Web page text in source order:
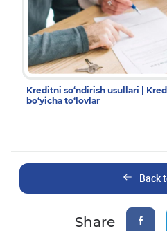
Kreditni so‘ndirish usullari |
bo‘yicha to‘lovlar
Back
Share